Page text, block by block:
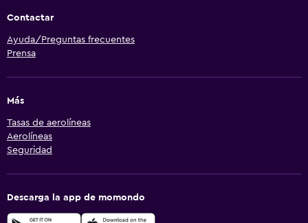
Contactar
Ayuda/Preguntas frecuentes
Prensa
Más
Tasas de aerolíneas
Aerolíneas
Seguridad
Descarga la app de momondo